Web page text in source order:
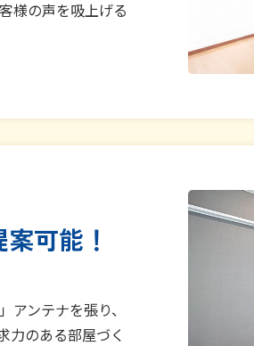
様の声を吸上げる
可能！
ンテナを張り、
力のある部屋づく